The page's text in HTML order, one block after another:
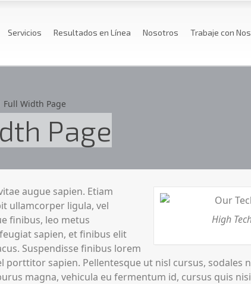
Servicios Resultados en Línea Nosotros Trabaje con
Full Width Page
Page
High
augue sapien. Etiam
ullamcorper ligula, vel
finibus, leo metus
sapien, et finibus elit
Suspendisse finibus lorem
sapien. Pellentesque ut nisl cursus, sodales
magna, vehicula eu fermentum id, cursus quis